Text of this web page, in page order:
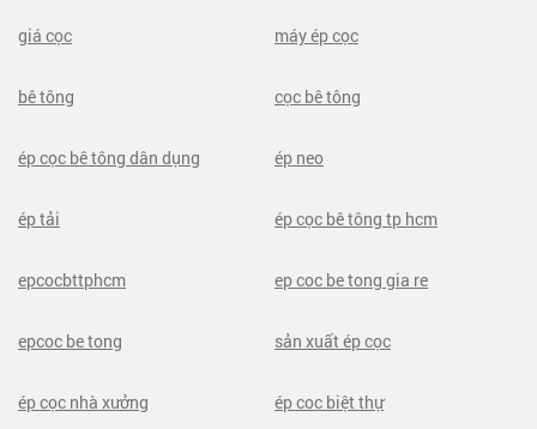
giá cọc máy ép cọc
bê tông cọc bê tông
ép cọc bê tông dân dụng ép neo
ép tải ép cọc bê tông tp hcm
epcocbttphcm ep coc be tong gia re
epcoc be tong sản xuất ép cọc
ép cọc nhà xưởng ép coc biệt thự